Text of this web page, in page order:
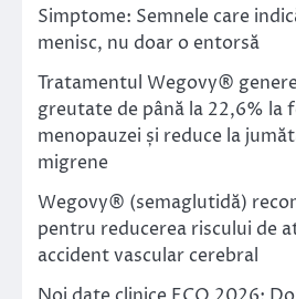
Simptome: Semnele care
menisc, nu doar o entorsă
Tratamentul Wegovy®
greutate de până la 22,6% la
menopauzei și reduce la
migrene
Wegovy® (semaglutidă)
pentru reducerea riscului de
accident vascular cerebral